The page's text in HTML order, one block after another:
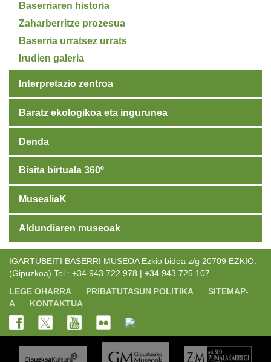
Baserriaren historia
Zaharberritze prozesua
Baserria urratsez urrats
Irudien galeria
Interpretazio zentroa
Baratz ekologikoa eta ingurunea
Denda
Bisita birtuala 360º
MusealiaK
Aldundiaren museoak
IGARTUBEITI BASERRI MUSEOA Ezkio bidea z/g 20709 EZKIO.
(Gipuzkoa) Tel.: +34 943 722 978 | +34 943 725 107
LEGE OHARRA
PRIBATUTASUN POLITIKA
SITEMAP-
A
KONTAKTUA